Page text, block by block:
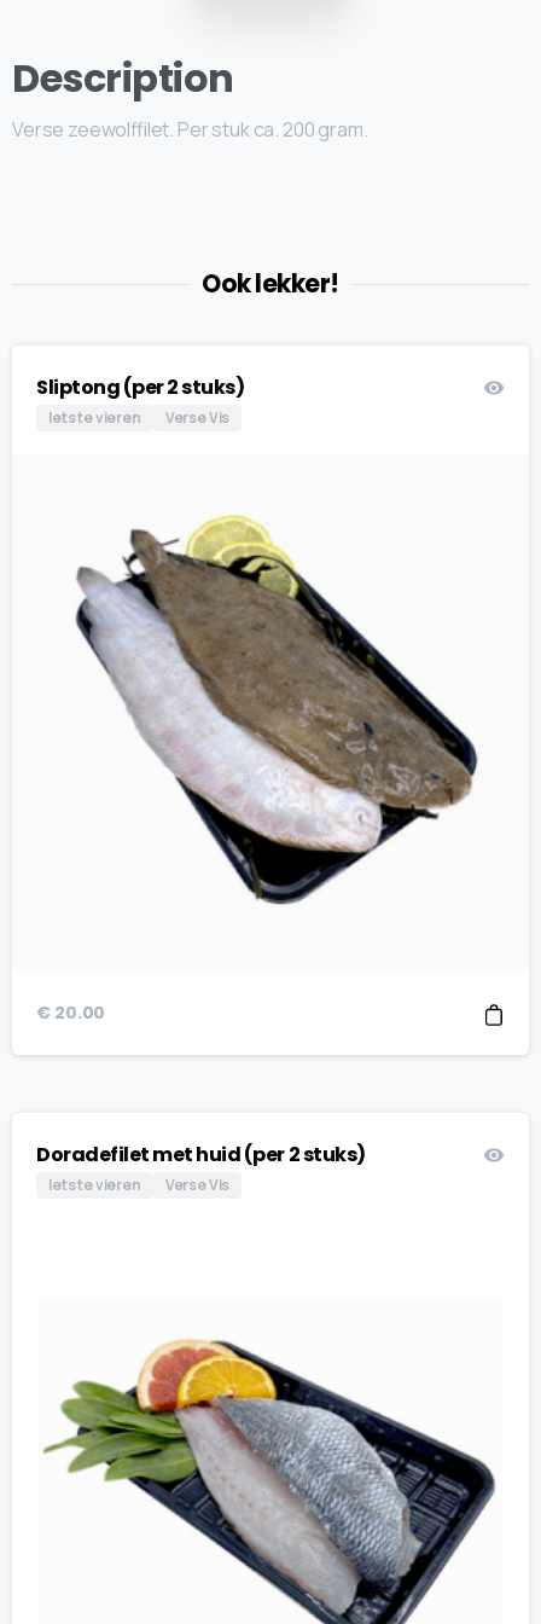
Description
Verse zeewolffilet. Per stuk ca. 200 gram.
Ook lekker!
Sliptong (per 2 stuks)
Iets te vieren Verse Vis
€ 20.00
Doradefilet met huid (per 2 stuks)
Iets te vieren Verse Vis